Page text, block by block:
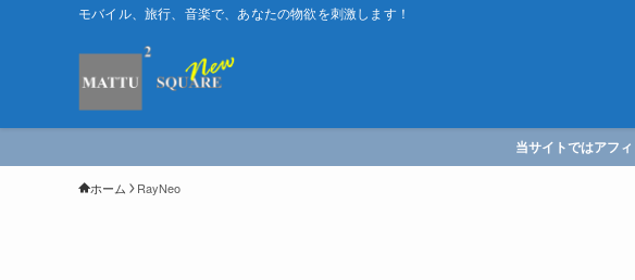
モバイル、旅行、音楽で、あなたの物欲を刺激します！
当サイトではアフ
ホーム RayNeo